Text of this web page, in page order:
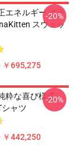
エネルギー グラ
スウェッ
￥695,275
-20%
粋な喜び様式
ャツ
￥442,250
-20%